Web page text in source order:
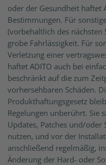
oder der Gesundheit haftet
Bestimmungen. Für
(vorbehaltlich des nächsten
grobe Fahrlässigkeit. Für
Verletzung einer
haftet ADITO auch bei
beschränkt auf die zum
vorhersehbaren Schäden.
Produkthaftungsgesetz
Regelungen unberührt. Sie
Updates, Patches und/oder
nutzen, und vor der
anschließend regelmäßig,
Änderung der Hard- oder